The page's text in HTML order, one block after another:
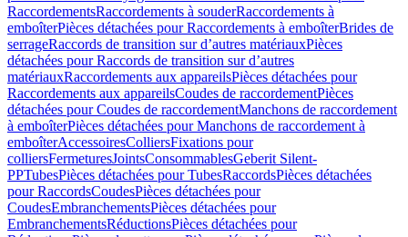
RaccordementsRaccordements à souderRaccordements à
emboîterPièces détachées pour Raccordements à emboîterBrides de
serrageRaccords de transition sur d’autres matériauxPièces
détachées pour Raccords de transition sur d’autres
matériauxRaccordements aux appareilsPièces détachées pour
Raccordements aux appareilsCoudes de raccordementPièces
détachées pour Coudes de raccordementManchons de raccordement
à emboîterPièces détachées pour Manchons de raccordement à
emboîterAccessoiresColliersFixations pour
colliersFermeturesJointsConsommablesGeberit Silent-
PPTubesPièces détachées pour TubesRaccordsPièces détachées
pour RaccordsCoudesPièces détachées pour
CoudesEmbranchementsPièces détachées pour
EmbranchementsRéductionsPièces détachées pour